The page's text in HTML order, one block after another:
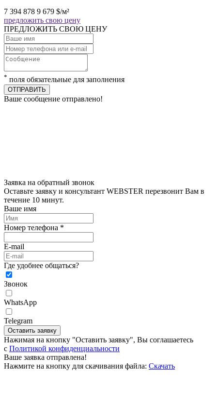
7 394 878 9 679 $/м²
предложить свою цену
ПРЕДЛОЖИТЬ СВОЮ ЦЕНУ
* поля обязательные для заполнения
ОТПРАВИТЬ
Ваше сообщение отправлено!
Заявка на обратный звонок
Оставьте заявку и консультант WEBSTER перезвонит Вам в
течение 10 минут.
Ваше имя
Номер телефона *
E-mail
Где удобнее общаться?
Звонок
WhatsApp
Telegram
Оставить заявку
Нажимая на кнопку "Оставить заявку", Вы соглашаетесь
c Политикой конфиденциальности
Ваше заявка отправлена!
Нажмите на кнопку для скачивания файла: Скачать